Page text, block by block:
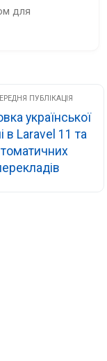
для
української
в Laravel 11 та